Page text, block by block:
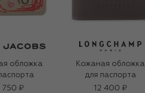
обложка
750 ₽
Кожаная обложка
для паспорта
12 400 ₽